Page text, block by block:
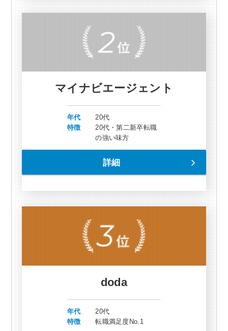
マイナビエージェント
年代
20代
特徴
20代・第二新卒転職
の強い味方
詳細
doda
年代
20代
特徴
転職満足度No.1